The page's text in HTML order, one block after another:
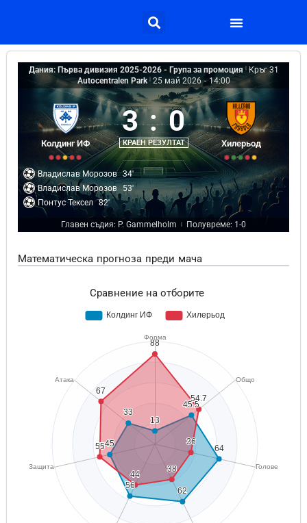
Дания: Първа дивизия 2025-2026 - Група за промоция
Кръг 31
Autocentralen Park
25 май 2026 - 14:00
Колдинг ИФ
3 : 0
КРАЕН РЕЗУЛТАТ Хилерьод
Владислав Морозов 34'
Владислав Морозов 53'
Понтус Тексел
82'
Главен съдия: P. Gammelholm Полувреме: 1-0
Математическа прогноза преди мача
Сравнение на отборите